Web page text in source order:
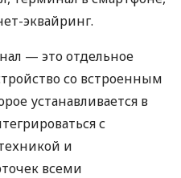
эквайринг.
— это отдельное
со встроенным
устанавливается в
с
и
всеми